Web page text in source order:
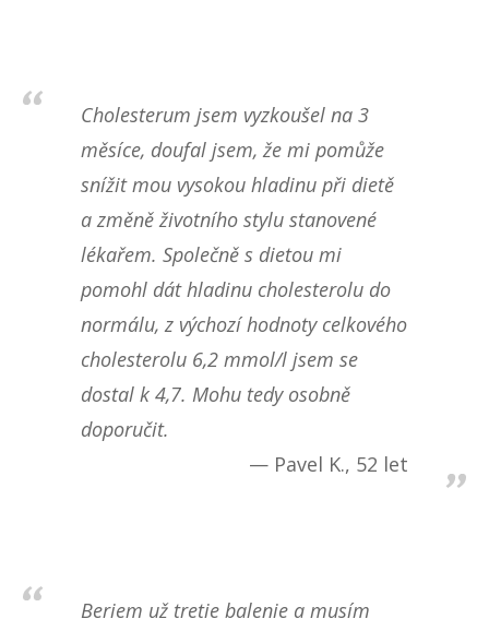
Cholesterum jsem vyzkoušel na 3
měsíce, doufal jsem, že mi pomůže
snížit mou vysokou hladinu při dietě
a změně životního stylu stanovené
lékařem. Společně s dietou mi
pomohl dát hladinu cholesterolu do
normálu, z výchozí hodnoty celkového
cholesterolu 6,2 mmol/l jsem se
dostal k 4,7. Mohu tedy osobně
doporučit.
Pavel K., 52 let
Beriem už tretie balenie a musím